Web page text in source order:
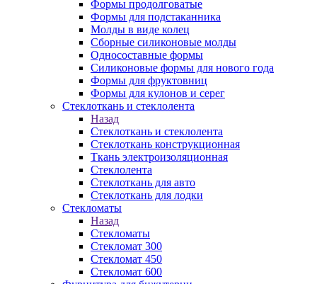
Формы продолговатые
Формы для подстаканника
Молды в виде колец
Сборные силиконовые молды
Односоставные формы
Силиконовые формы для нового года
Формы для фруктовниц
Формы для кулонов и серег
Стеклоткань и стеклолента
Назад
Стеклоткань и стеклолента
Стеклоткань конструкционная
Ткань электроизоляционная
Стеклолента
Стеклоткань для авто
Стеклоткань для лодки
Стекломаты
Назад
Стекломаты
Стекломат 300
Стекломат 450
Стекломат 600